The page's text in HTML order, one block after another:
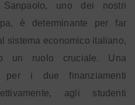
Sanpaolo, uno dei nostri
è determinante per far
sistema economico italiano,
un ruolo cruciale. Una
per i due finanziamenti
agli studenti